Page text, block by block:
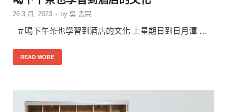
26 3 月, 2023 - by 吳 孟宗
＃喝下午茶也學習到酒店的文化 上星期日到日月潭 …
READ MORE